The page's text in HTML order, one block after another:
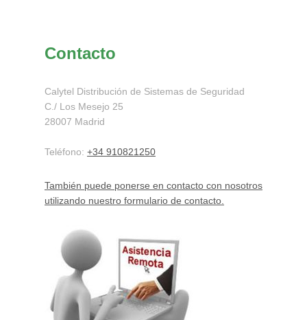
Contacto
Calytel Distribución de Sistemas de Seguridad
C./ Los Mesejo 25
28007 Madrid
Teléfono: +34 910821250
También puede ponerse en contacto con nosotros
utilizando nuestro formulario de contacto.